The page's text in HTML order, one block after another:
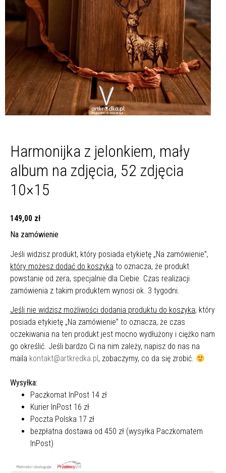
Harmonijka z jelonkiem, mały
album na zdjęcia, 52 zdjęcia
10×15
149,00 zł
Jeśli widzisz produkt, który posiada etykietę „Na zamówienie”,
który możesz dodać do koszyka to oznacza, że produkt
powstanie od zera, specjalnie dla Ciebie. Czas realizacji
zamówienia z takim produktem wynosi ok. 3 tygodni.
Jeśli nie widzisz możliwości dodania produktu do koszyka, który
posiada etykietę „Na zamówienie” to oznacza, że czas
oczekiwania na ten produkt jest mocno wydłużony i ciężko nam
go określić. Jeśli bardzo Ci na nim zależy, napisz do nas na
maila kontakt@artkredka.pl, zobaczymy, co da się zrobić.
Na zamówienie
Wysyłka:
Paczkomat InPost 14 zł
Kurier InPost 16 zł
Poczta Polska 17 zł
bezpłatna dostawa od 450 zł (wysyłka Paczkomatem
InPost)